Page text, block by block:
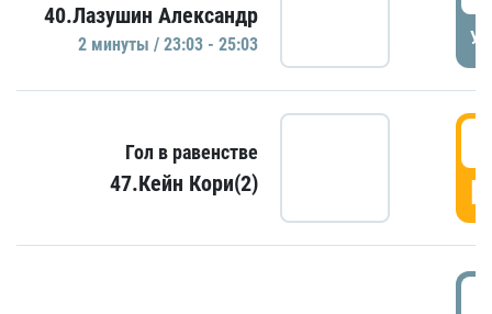
40.Лазушин Александр
2 минуты / 23:03 - 25:03
Гол в равенстве
47.Кейн Кори(2)